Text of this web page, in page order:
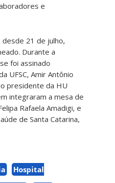
e
desde 21 de julho,
Durante a
foi assinado
UFSC, Amir Antônio
presidente da HU
integraram a mesa de
Rafaela Amadigi, e
de Santa Catarina,
Hospital